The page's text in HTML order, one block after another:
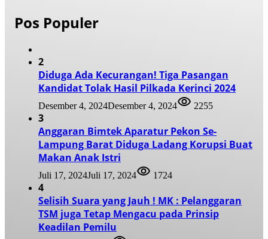
Pos Populer
2
Diduga Ada Kecurangan! Tiga Pasangan
Kandidat Tolak Hasil Pilkada Kerinci 2024
Desember 4, 2024Desember 4, 2024 2255
3
Anggaran Bimtek Aparatur Pekon Se-
Lampung Barat Diduga Ladang Korupsi Buat
Makan Anak Istri
Juli 17, 2024Juli 17, 2024 1724
4
Selisih Suara yang Jauh ! MK : Pelanggaran
TSM juga Tetap Mengacu pada Prinsip
Keadilan Pemilu